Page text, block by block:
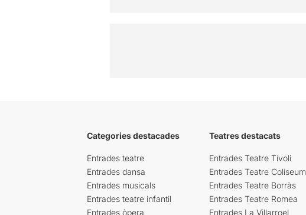
Categories destacades
Entrades teatre
Entrades dansa
Entrades musicals
Entrades teatre infantil
Entrades òpera
Teatres destacats
Entrades Teatre Tívoli
Entrades Teatre Coliseum
Entrades Teatre Borràs
Entrades Teatre Romea
Entrades La Villarroel